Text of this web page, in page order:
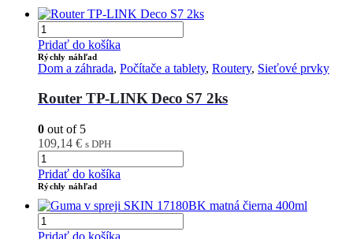
Pridať do košíka
Rýchly náhľad
Dom a záhrada, Počítače a tablety, Routery, Sieťové prvky
Router TP-LINK Deco S7 2ks
0 out of 5
109,14 € s DPH
Pridať do košíka
Rýchly náhľad
Pridať do košíka